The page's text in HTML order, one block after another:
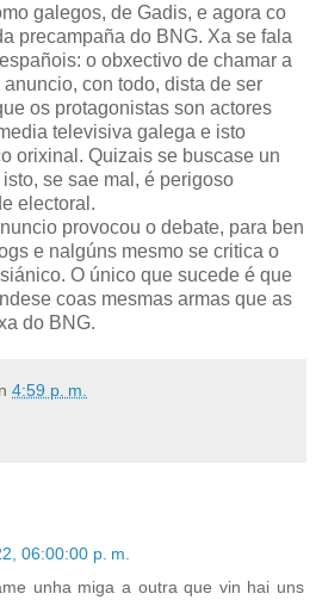
galegos, de Gadis, e agora co
precampaña do BNG. Xa se fala
o obxectivo de chamar a
con todo, dista de ser
os protagonistas son actores
televisiva galega e isto
orixinal. Quizais se buscase un
se sae mal, é perigoso
electoral.
provocou o debate, para ben
e nalgúns mesmo se critica o
O único que sucede é que
coas mesmas armas que as
do BNG.
4:59 p. m.
06:00:00 p. m.
unha miga a outra que vin hai uns